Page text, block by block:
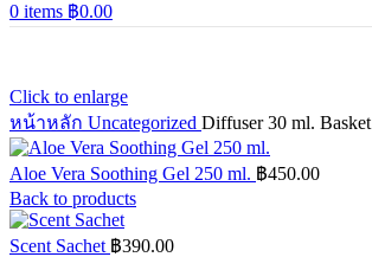
0 items ฿0.00
Click to enlarge
หน้าหลัก Uncategorized Diffuser 30 ml. Basket
Aloe Vera Soothing Gel 250 ml. ฿450.00
Back to products
Scent Sachet ฿390.00